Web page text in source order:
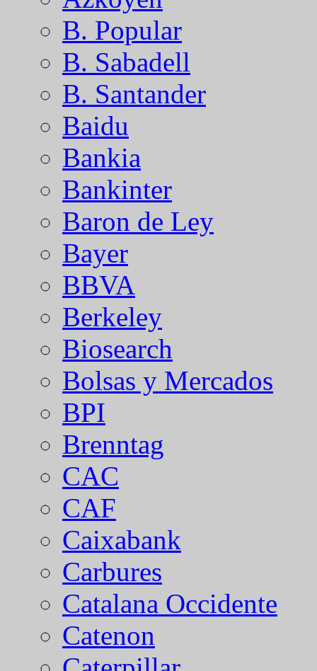
B. Popular
B. Sabadell
B. Santander
Baidu
Bankia
Bankinter
Baron de Ley
Bayer
BBVA
Berkeley
Biosearch
Bolsas y Mercados
BPI
Brenntag
CAC
CAF
Caixabank
Carbures
Catalana Occidente
Catenon